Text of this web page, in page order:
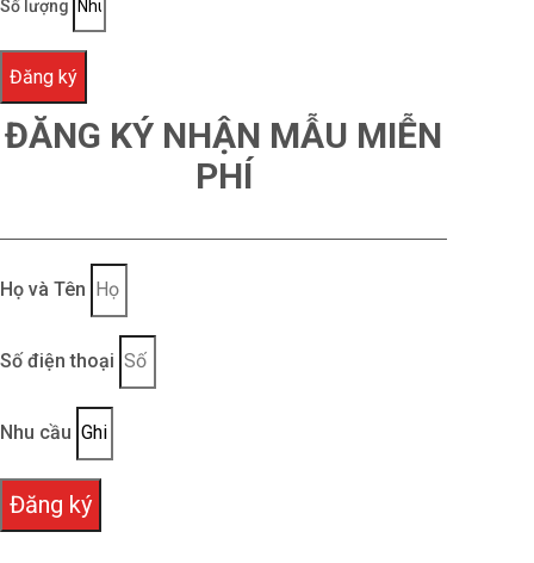
Số lượng
Đăng ký
ĐĂNG KÝ NHẬN MẪU MIỄN
PHÍ
Họ và Tên
Số điện thoại
Nhu cầu
Đăng ký